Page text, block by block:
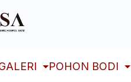
POHON BODI